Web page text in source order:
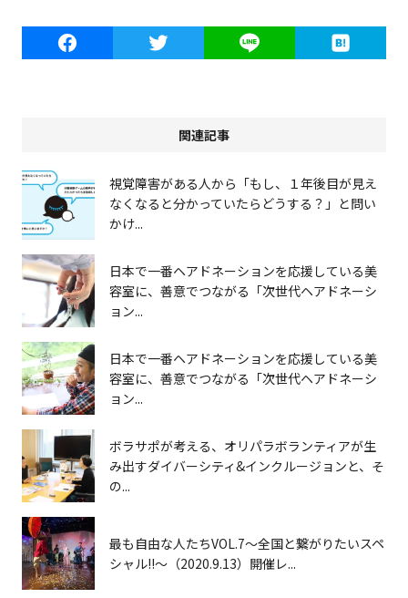
関連記事
視覚障害がある人から「もし、１年後目が見え
なくなると分かっていたらどうする？」と問い
かけ...
日本で一番ヘアドネーションを応援している美
容室に、善意でつながる「次世代ヘアドネーシ
ョン...
日本で一番ヘアドネーションを応援している美
容室に、善意でつながる「次世代ヘアドネーシ
ョン...
ボラサポが考える、オリパラボランティアが生
み出すダイバーシティ&インクルージョンと、そ
の...
最も自由な人たちVOL.7〜全国と繋がりたいスペ
シャル!!〜（2020.9.13）開催レ...